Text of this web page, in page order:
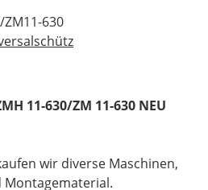
ZM11-630
11-630/ZM 11-630 NEU
wir diverse Maschinen,
Montagematerial.